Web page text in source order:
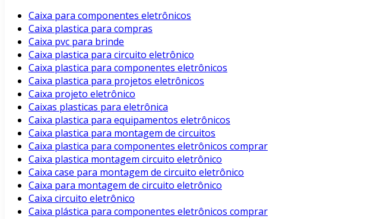
Caixa para componentes eletrônicos
Caixa plastica para compras
Caixa pvc para brinde
Caixa plastica para circuito eletrônico
Caixa plastica para componentes eletrônicos
Caixa plastica para projetos eletrônicos
Caixa projeto eletrônico
Caixas plasticas para eletrônica
Caixa plastica para equipamentos eletrônicos
Caixa plastica para montagem de circuitos
Caixa plastica para componentes eletrônicos comprar
Caixa plastica montagem circuito eletrônico
Caixa case para montagem de circuito eletrônico
Caixa para montagem de circuito eletrônico
Caixa circuito eletrônico
Caixa plástica para componentes eletrônicos comprar